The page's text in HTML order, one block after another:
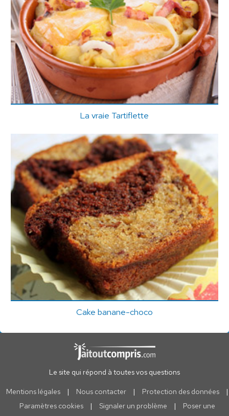
La vraie Tartiflette
Cake banane-choco
Le site qui répond à toutes vos questions
Mentions légales | Nous contacter | Protection des données
|
Paramètres cookies
| Signaler un problème |
Poser une